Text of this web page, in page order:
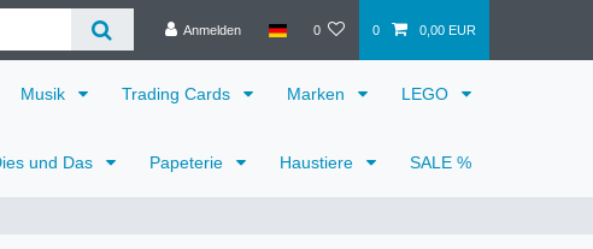
Anmelden 0 0 0,00 EUR
Musik Trading Cards Marken LEGO
und Das Papeterie Haustiere SALE %